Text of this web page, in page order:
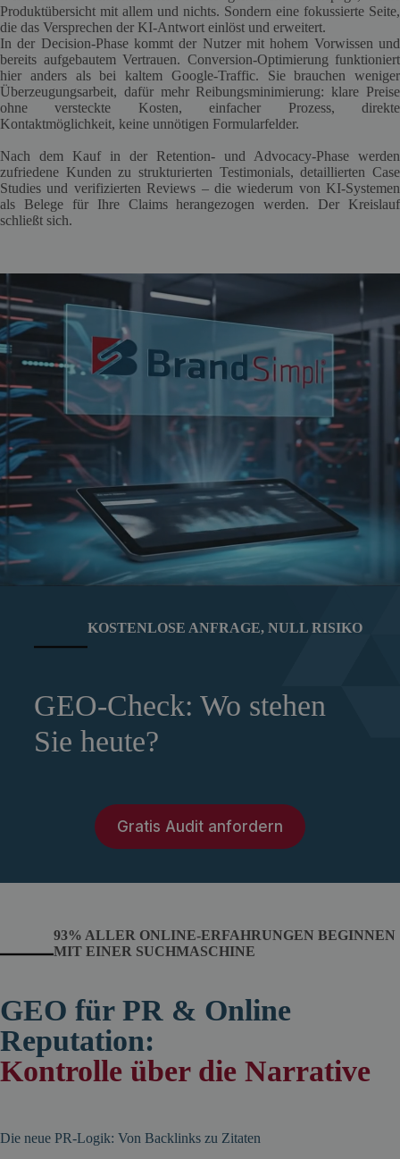
Produktübersicht mit allem und nichts. Sondern eine fokussierte Seite,
die das Versprechen der KI-Antwort einlöst und erweitert.
In der Decision-Phase kommt der Nutzer mit hohem Vorwissen und
bereits aufgebautem Vertrauen. Conversion-Optimierung funktioniert
hier anders als bei kaltem Google-Traffic. Sie brauchen weniger
Überzeugungsarbeit, dafür mehr Reibungsminimierung: klare Preise
ohne versteckte Kosten, einfacher Prozess, direkte
Kontaktmöglichkeit, keine unnötigen Formularfelder.
Nach dem Kauf in der Retention- und Advocacy-Phase werden
zufriedene Kunden zu strukturierten Testimonials, detaillierten Case
Studies und verifizierten Reviews – die wiederum von KI-Systemen
als Belege für Ihre Claims herangezogen werden. Der Kreislauf
schließt sich.
KOSTENLOSE ANFRAGE, NULL RISIKO
GEO-Check: Wo stehen
Sie heute?
Gratis Audit anfordern
93% ALLER ONLINE-ERFAHRUNGEN BEGINNEN
MIT EINER SUCHMASCHINE
GEO für PR & Online
Reputation:
Kontrolle über die Narrative
Die neue PR-Logik: Von Backlinks zu Zitaten